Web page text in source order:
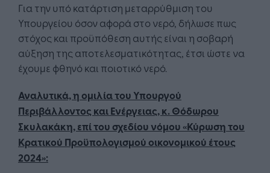
Για την υπό κατάρτιση μεταρρύθμιση του
Υπουργείου όσον αφορά στο νερό, δήλωσε πως
στόχος και προϋπόθεση αυτής είναι η σοβαρή
αύξηση της αποτελεσματικότητας, έτσι ώστε να
έχουμε φθηνό και ποιοτικό νερό.
Αναλυτικά, η ομιλία του Υπουργού
Περιβάλλοντος και Ενέργειας, κ. Θόδωρου
Σκυλακάκη, επί του σχεδίου νόμου «Κύρωση του
Κρατικού Προϋπολογισμού οικονομικού έτους
2024»: